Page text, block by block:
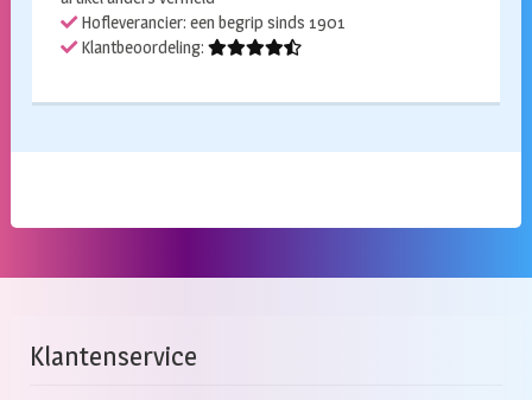
Hofleverancier: een begrip sinds 1901
Klantbeoordeling:
Klantenservice